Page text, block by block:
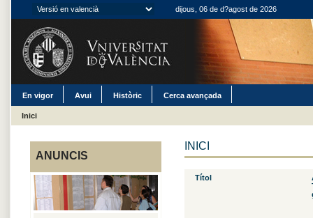
dijous, 06 de d?agost de 2026
En vigor Avui Històric Cerca avançada
Inici
ANUNCIS
INICI
Títol